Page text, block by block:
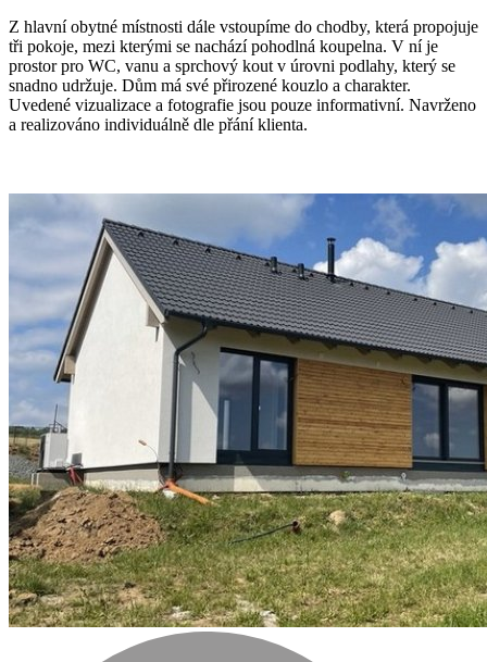
Z hlavní obytné místnosti dále vstoupíme do chodby, která propojuje
tři pokoje, mezi kterými se nachází pohodlná koupelna. V ní je
prostor pro WC, vanu a sprchový kout v úrovni podlahy, který se
snadno udržuje. Dům má své přirozené kouzlo a charakter.
Uvedené vizualizace a fotografie jsou pouze informativní. Navrženo
a realizováno individuálně dle přání klienta.